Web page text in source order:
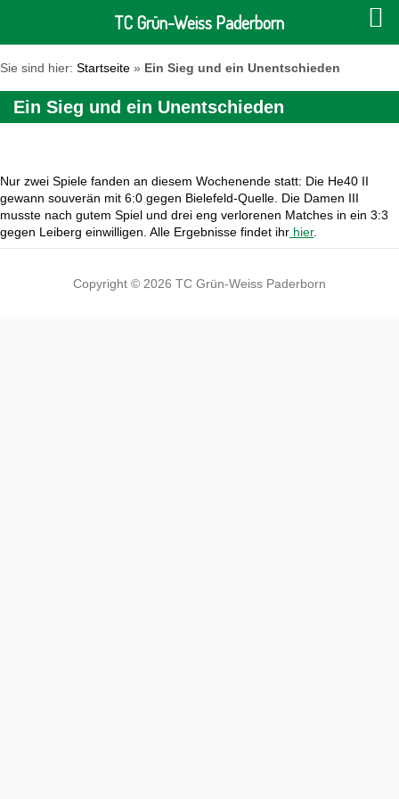
Sie sind hier: Startseite » Ein Sieg und ein Unentschieden
Ein Sieg und ein Unentschieden
Nur zwei Spiele fanden an diesem Wochenende statt: Die He40 II
gewann souverän mit 6:0 gegen Bielefeld-Quelle. Die Damen III
musste nach gutem Spiel und drei eng verlorenen Matches in ein 3:3
gegen Leiberg einwilligen. Alle Ergebnisse findet ihr hier.
Copyright © 2026 TC Grün-Weiss Paderborn
TC Grün-Weiss Paderborn